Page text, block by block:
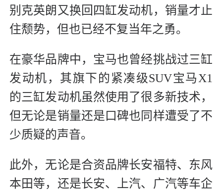
别克英朗又换回四缸发动机，销量才止
住颓势，但也已经不复当年之勇。
在豪华品牌中，宝马也曾经挑战过三缸
发动机，其旗下的紧凑级SUV宝马X1
的三缸发动机虽然使用了很多新技术，
但无论是销量还是口碑也同样遭受了不
少质疑的声音。
此外，无论是合资品牌长安福特、东风
本田等，还是长安、上汽、广汽等车企